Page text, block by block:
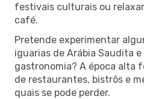
festivais culturais ou
café.
Pretende experimentar
iguarias de Arábia Saudita
gastronomia? A época alta
de restaurantes, bistrôs e
quais se pode perder.